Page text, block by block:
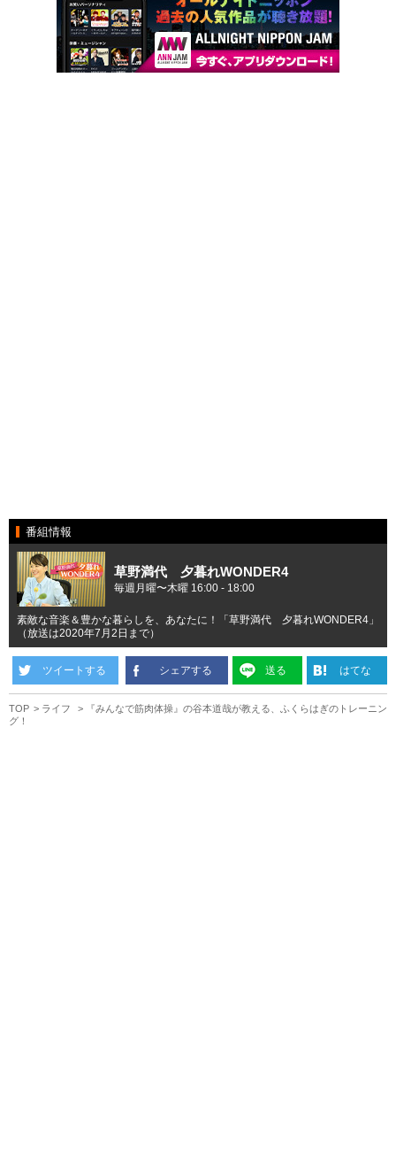
番組情報
草野満代 夕暮れWONDER4
毎週月曜〜木曜 16:00 - 18:00
素敵な音楽＆豊かな暮らしを、あなたに！「草野満代 夕暮れWONDER4」
（放送は2020年7月2日まで）
ツイートする シェアする 送る はてな
TOP ライフ
『みんなで筋肉体操』の谷本道哉が教える、ふくらはぎのトレーニン
グ！